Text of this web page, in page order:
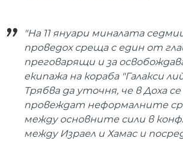
"На 11 януари миналата
проведох среща с един от
преговарящи и за
екипажа на кораба "Галакси
Трябва да уточня, че в Доха се
провеждат неформалните
между основните сили в
между Израел и Хамас и